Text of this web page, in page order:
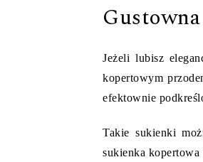
Jeżeli lubisz
kopertowym
efektownie
Takie sukienki
sukienka kopertowa